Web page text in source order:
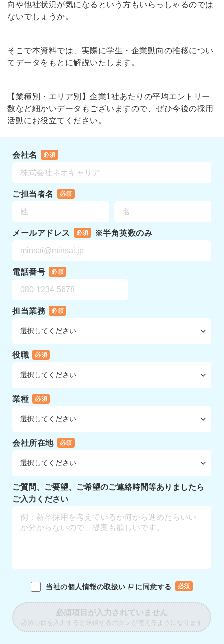
向や他社状況が気になるという方もいらっしゃるのでは
ないでしょうか。
そこで本資料では、実際に学生・企業動向の推移につい
てデータをもとに解説いたします。
【業種別・エリア別】企業1社あたりの平均エントリー
数など細かいデータもございますので、ぜひ今後の採用
活動にお役立てください。
会社名 必須
ご担当者名 必須
メールアドレス 必須 ※半角英数のみ
電話番号 必須
担当業務 必須
役職 必須
業種 必須
会社所在地 必須
ご質問、ご要望、ご希望のご連絡時間等ありましたら
ご入力ください
当社の個人情報の取扱い に同意する 必須
必須項目が入力されていません
必須項目を入力すると送信するボタンが使えるようになります